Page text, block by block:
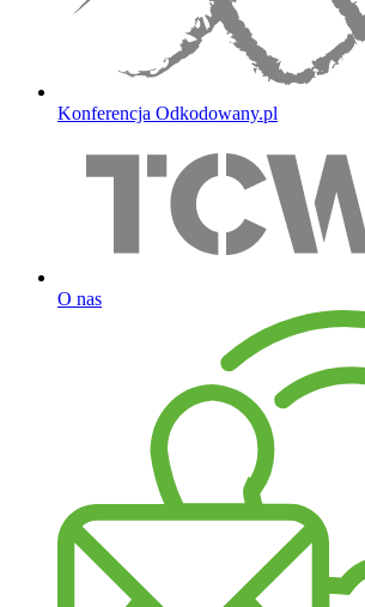
Konferencja Odkodowany.pl
O nas